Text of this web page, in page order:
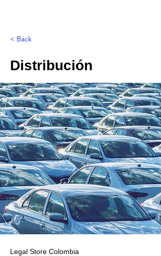
< Back
Distribución
Legal Store Colombia